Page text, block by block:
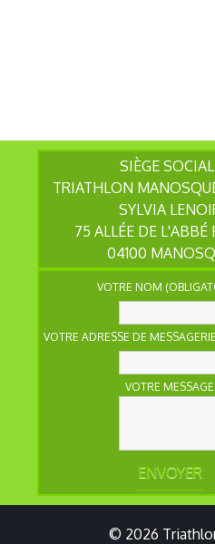
SIÈGE
TRIATHLON
SYLVIA
75 ALLÉE DE L'ABBÉ
04100
VOTRE NOM
VOTRE ADRESSE DE
VOTRE MESSAGE
© 2026